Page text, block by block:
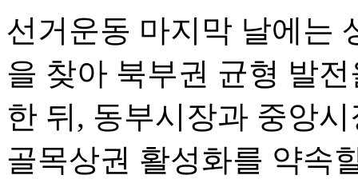
선거운동 마지막 날에는
을 찾아 북부권 균형 발
한 뒤, 동부시장과 중앙
골목상권 활성화를 약속